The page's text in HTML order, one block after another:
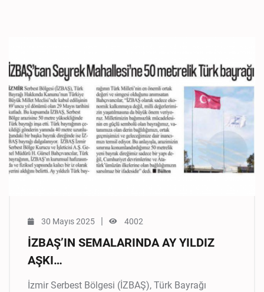
30 Mayıs 2025 | 4002
İZBAŞ’IN SEMALARINDA AY YILDIZ
AŞKI…
İzmir Serbest Bölgesi (İZBAŞ), Türk Bayrağı